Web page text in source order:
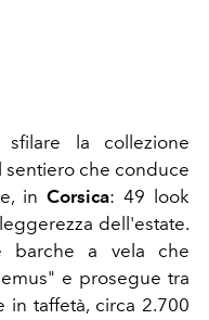
sfilare la collezione
sentiero che conduce
in Corsica: 49 look
leggerezza dell'estate.
barche a vela che
e prosegue tra
in taffetà, circa 2.700